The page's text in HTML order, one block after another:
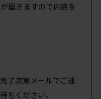
届きますので内容を
了次第メールでご連
ちください。